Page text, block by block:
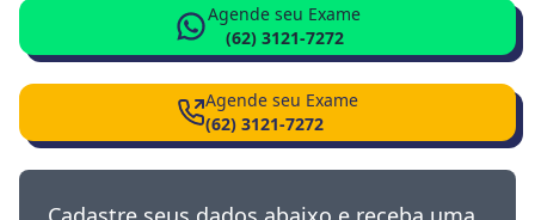
Agende seu Exame
(62) 3121-7272
Agende seu Exame
(62) 3121-7272